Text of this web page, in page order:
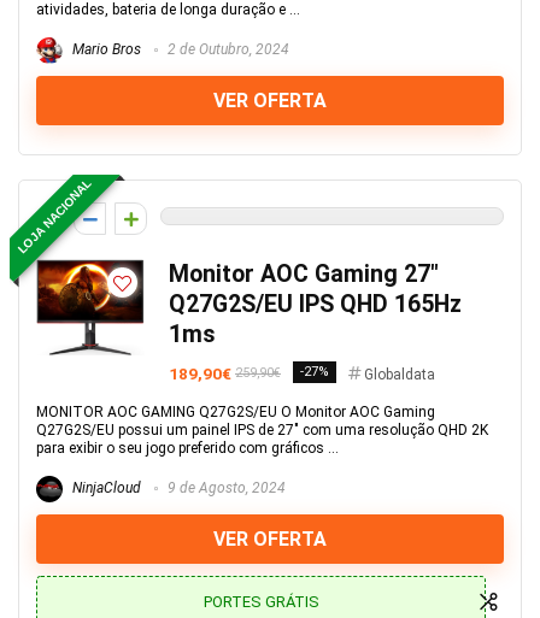
atividades, bateria de longa duração e ...
Mario Bros 2 de Outubro, 2024
VER OFERTA
LOJA NACIONAL
0
Monitor AOC Gaming 27″
Q27G2S/EU IPS QHD 165Hz
1ms
189,90€ 259,90€ -27% Globaldata
MONITOR AOC GAMING Q27G2S/EU O Monitor AOC Gaming
Q27G2S/EU possui um painel IPS de 27" com uma resolução QHD 2K
para exibir o seu jogo preferido com gráficos ...
NinjaCloud 9 de Agosto, 2024
VER OFERTA
PORTES GRÁTIS